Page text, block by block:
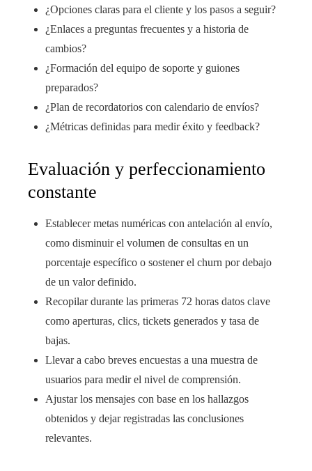
¿Opciones claras para el cliente y los pasos a seguir?
¿Enlaces a preguntas frecuentes y a historia de
cambios?
¿Formación del equipo de soporte y guiones
preparados?
¿Plan de recordatorios con calendario de envíos?
¿Métricas definidas para medir éxito y feedback?
Evaluación y perfeccionamiento
constante
Establecer metas numéricas con antelación al envío,
como disminuir el volumen de consultas en un
porcentaje específico o sostener el churn por debajo
de un valor definido.
Recopilar durante las primeras 72 horas datos clave
como aperturas, clics, tickets generados y tasa de
bajas.
Llevar a cabo breves encuestas a una muestra de
usuarios para medir el nivel de comprensión.
Ajustar los mensajes con base en los hallazgos
obtenidos y dejar registradas las conclusiones
relevantes.